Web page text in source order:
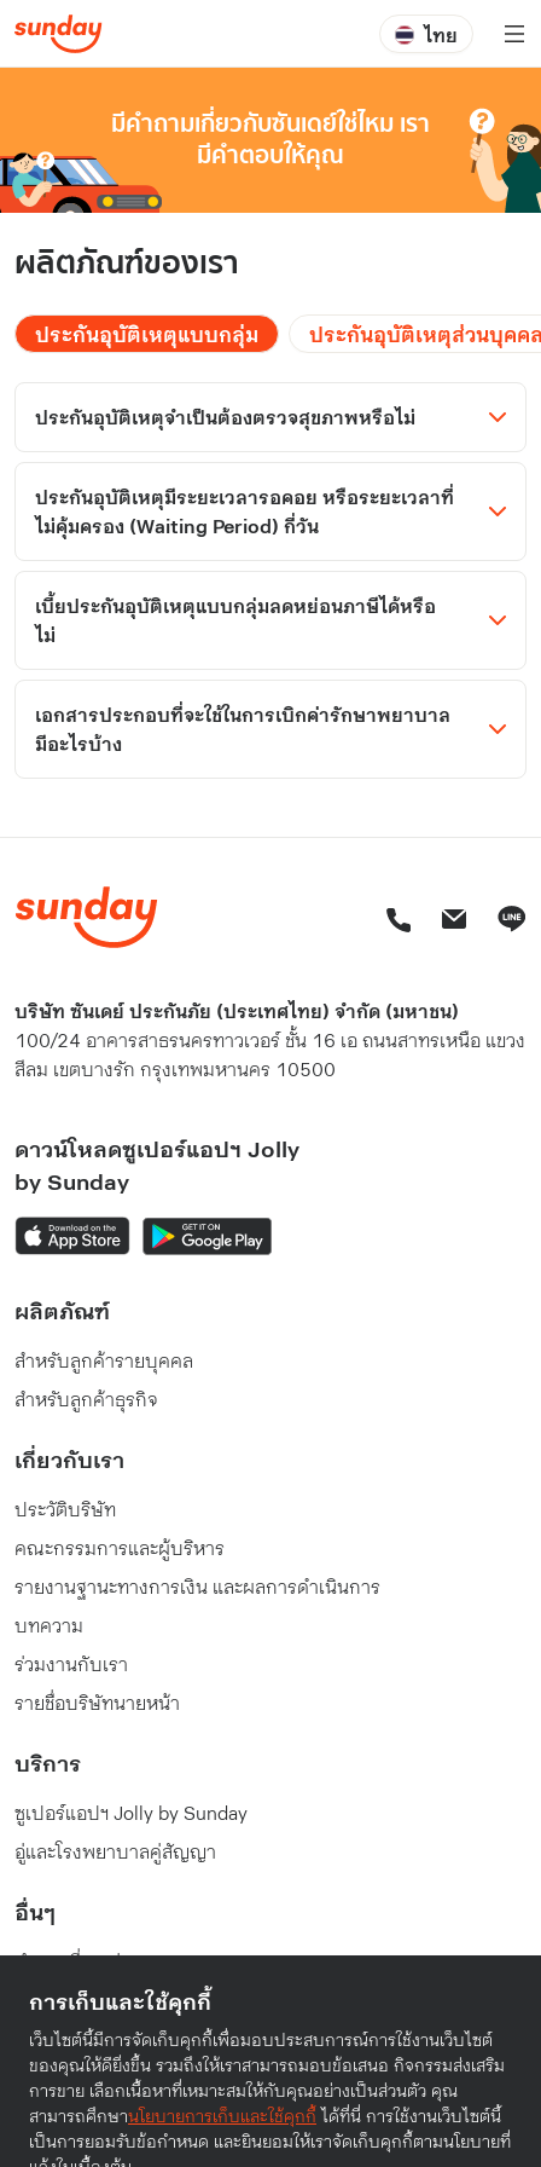
ไทย
มีคำถามเกี่ยวกับซันเดย์ใช่ไหม เรา
มีคำตอบให้คุณ
ผลิตภัณฑ์ของเรา
ประกันอุบัติเหตุแบบกลุ่ม ประกันอุบัติเหตุส่วนบุคค
ประกันอุบัติเหตุจำเป็นต้องตรวจสุขภาพหรือไม่
ประกันอุบัติเหตุมีระยะเวลารอคอย หรือระยะเวลาที่
ไม่คุ้มครอง (Waiting Period) กี่วัน
เบี้ยประกันอุบัติเหตุแบบกลุ่มลดหย่อนภาษีได้หรือ
ไม่
เอกสารประกอบที่จะใช้ในการเบิกค่ารักษาพยาบาล
มีอะไรบ้าง
บริษัท ซันเดย์ ประกันภัย (ประเทศไทย) จำกัด (มหาชน)
100/24 อาคารสาธรนครทาวเวอร์ ชั้น 16 เอ ถนนสาทรเหนือ แขวง
สีลม เขตบางรัก กรุงเทพมหานคร 10500
ดาวน์โหลดซูเปอร์แอปฯ Jolly
by Sunday
ผลิตภัณฑ์
สำหรับลูกค้ารายบุคคล
สำหรับลูกค้าธุรกิจ
เกี่ยวกับเรา
ประวัติบริษัท
คณะกรรมการและผู้บริหาร
รายงานฐานะทางการเงิน และผลการดำเนินการ
บทความ
ร่วมงานกับเรา
รายชื่อบริษัทนายหน้า
บริการ
ซูเปอร์แอปฯ Jolly by Sunday
อู่และโรงพยาบาลคู่สัญญา
อื่นๆ
คำถามที่พบบ่อย
นโยบายความเป็นส่วนตัว
เงื่อนไขในการให้บริการ
© Sunday Insurance (Thailand) Public Company Limited.
การเก็บและใช้คุกกี้
เว็บไซต์นี้มีการจัดเก็บคุกกี้เพื่อมอบประสบการณ์การใช้งานเว็บไซต์
ของคุณให้ดียิ่งขึ้น รวมถึงให้เราสามารถมอบข้อเสนอ กิจกรรมส่งเสริม
การขาย เลือกเนื้อหาที่เหมาะสมให้กับคุณอย่างเป็นส่วนตัว คุณ
สามารถศึกษานโยบายการเก็บและใช้คุกกี้ได้ที่นี่ การใช้งานเว็บไซต์นี้
เป็นการยอมรับข้อกำหนด และยินยอมให้เราจัดเก็บคุกกี้ตามนโยบายที่